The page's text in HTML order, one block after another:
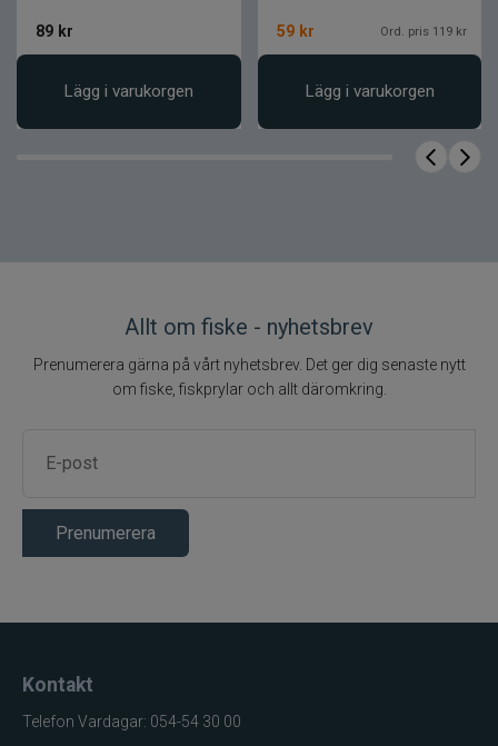
Kit 3-p
Produkttyp
Wobbler-kit
Antal
3 st beten
Limited Edition
89 kr
Lägg i varukorgen
59 kr Ord. pris 119 kr
Lägg i varukorgen
Allt om fiske - nyhetsbrev
Prenumerera gärna på vårt nyhetsbrev. Det ger dig senaste nytt
om fiske, fiskprylar och allt däromkring.
Prenumerera
Kontakt
Telefon Vardagar: 054-54 30 00